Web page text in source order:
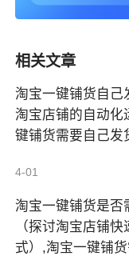
相关文章
淘宝一键铺货自己
淘宝店铺的自动化
键铺货需要自己发
4-01
淘宝一键铺货是否
（探讨淘宝店铺
式）,淘宝一键铺